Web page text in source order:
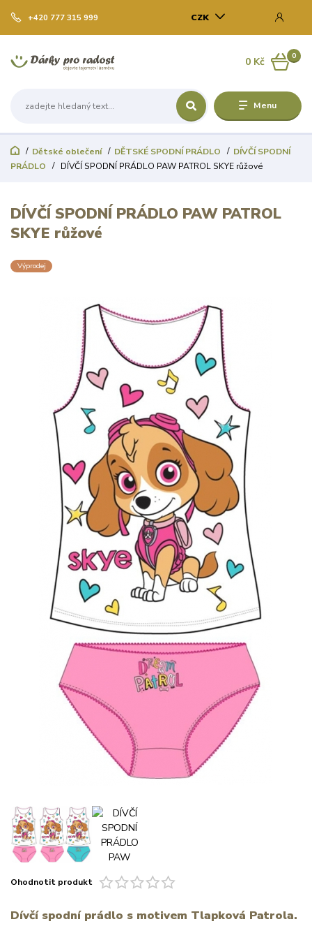
Menu
CZK
+420 777 315 999
0
0 Kč
Dětské oblečení DĚTSKÉ SPODNÍ PRÁDLO
DÍVČÍ SPODNÍ
PRÁDLO
DÍVČÍ SPODNÍ PRÁDLO PAW PATROL SKYE růžové
DÍVČÍ SPODNÍ PRÁDLO PAW PATROL
SKYE růžové
Výprodej
Ohodnotit produkt
Dívčí spodní prádlo s motivem Tlapková Patrola.